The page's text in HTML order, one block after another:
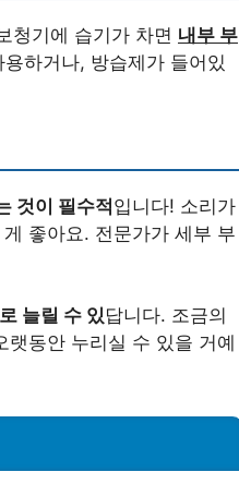
청기에 습기가 차면 내부 부
하거나, 방습제가 들어있
것이 필수적입니다! 소리가
좋아요. 전문가가 세부 부
늘릴 수 있답니다. 조금의
동안 누리실 수 있을 거예